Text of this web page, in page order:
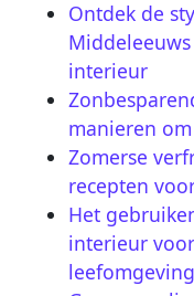
Ontdek de
interieur
manieren
Zomerse
recepten
Het
interieur
leefomgeving